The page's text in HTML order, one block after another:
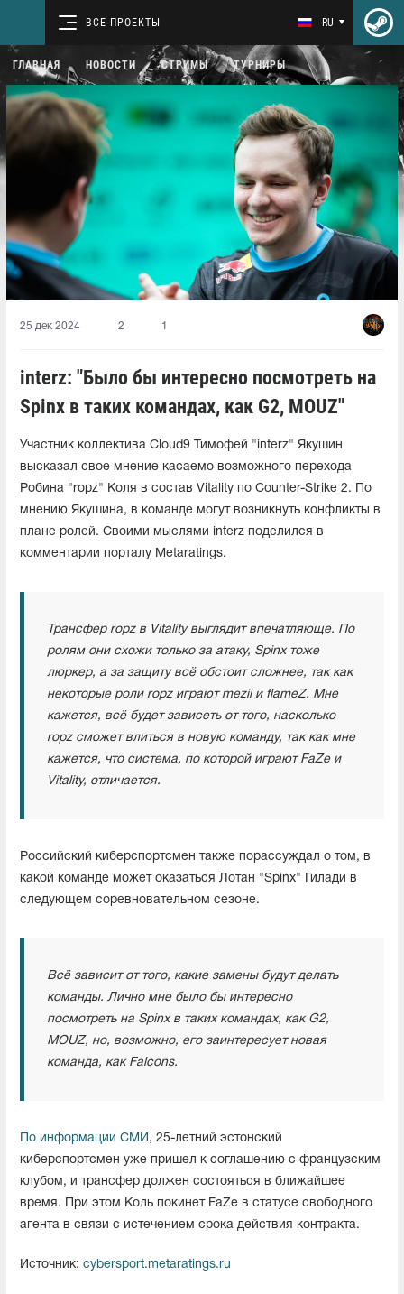
ВСЕ ПРОЕКТЫ RU
ГЛАВНАЯ НОВОСТИ СТРИМЫ ТУРНИРЫ
25 дек 2024 2 1
interz: "Было бы интересно посмотреть на
Spinx в таких командах, как G2, MOUZ"
Участник коллектива Cloud9 Тимофей "interz" Якушин
высказал свое мнение касаемо возможного перехода
Робина "ropz" Коля в состав Vitality по Counter-Strike 2. По
мнению Якушина, в команде могут возникнуть конфликты в
плане ролей. Своими мыслями interz поделился в
комментарии порталу Metaratings.
Трансфер ropz в Vitality выглядит впечатляюще. По
ролям они схожи только за атаку, Spinx тоже
люркер, а за защиту всё обстоит сложнее, так как
некоторые роли ropz играют mezii и flameZ. Мне
кажется, всё будет зависеть от того, насколько
ropz сможет влиться в новую команду, так как мне
кажется, что система, по которой играют FaZe и
Vitality, отличается.
Российский киберспортсмен также порассуждал о том, в
какой команде может оказаться Лотан "Spinx" Гилади в
следующем соревновательном сезоне.
Всё зависит от того, какие замены будут делать
команды. Лично мне было бы интересно
посмотреть на Spinx в таких командах, как G2,
MOUZ, но, возможно, его заинтересует новая
команда, как Falcons.
По информации СМИ , 25-летний эстонский
киберспортсмен уже пришел к соглашению с французским
клубом, и трансфер должен состояться в ближайшее
время. При этом Коль покинет FaZe в статусе свободного
агента в связи с истечением срока действия контракта.
Источник: cybersport.metaratings.ru